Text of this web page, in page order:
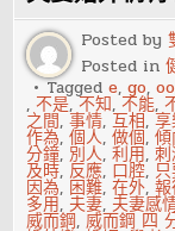
哪
些？
Posted by
Posted in
Taggede,go,oo
,不是,不知,不能,
之間,事情,互相,
作為,個人,做個,
分鐘, 別人,利用,
及時, 反應, 口腔,
因為, 困難,在外,
多用, 夫妻, 夫妻感
威而鋼,威而鋼 四